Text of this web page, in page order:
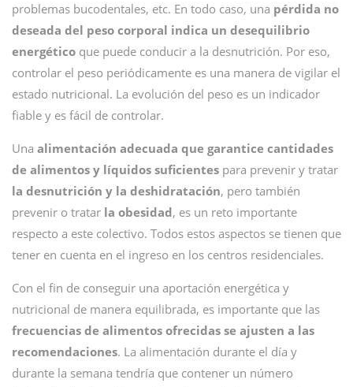
problemas bucodentales, etc. En todo caso, una pérdida no
deseada del peso corporal indica un desequilibrio
energético que puede conducir a la desnutrición. Por eso,
controlar el peso periódicamente es una manera de vigilar el
estado nutricional. La evolución del peso es un indicador
fiable y es fácil de controlar.
Una alimentación adecuada que garantice cantidades
de alimentos y líquidos suficientes para prevenir y tratar
la desnutrición y la deshidratación, pero también
prevenir o tratar la obesidad, es un reto importante
respecto a este colectivo. Todos estos aspectos se tienen que
tener en cuenta en el ingreso en los centros residenciales.
Con el fin de conseguir una aportación energética y
nutricional de manera equilibrada, es importante que las
frecuencias de alimentos ofrecidas se ajusten a las
recomendaciones. La alimentación durante el día y
durante la semana tendría que contener un número